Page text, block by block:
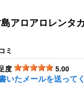
アロアロレンタ
ミ
度 5.00
いたメールを送って